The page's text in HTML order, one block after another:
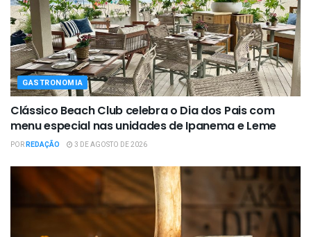
GASTRONOMIA
Clássico Beach Club celebra o Dia dos Pais com
menu especial nas unidades de Ipanema e Leme
PORREDAÇÃO 3 DE AGOSTO DE 2026